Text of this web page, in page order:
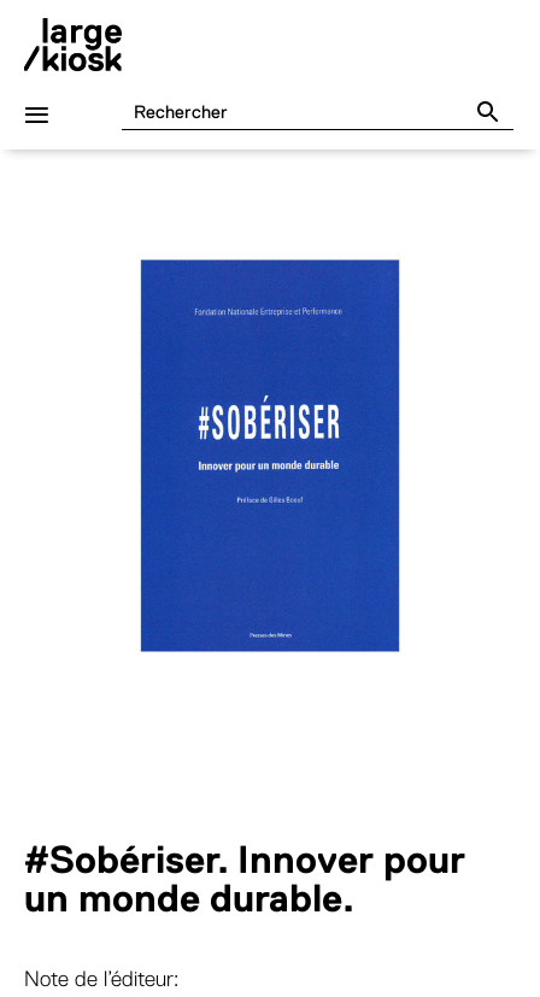
#Sobériser. Innover pour
un monde durable.
Note de l’éditeur: